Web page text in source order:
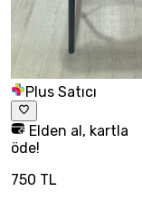
Plus Satıcı
Elden al, kartla
öde!
750 TL